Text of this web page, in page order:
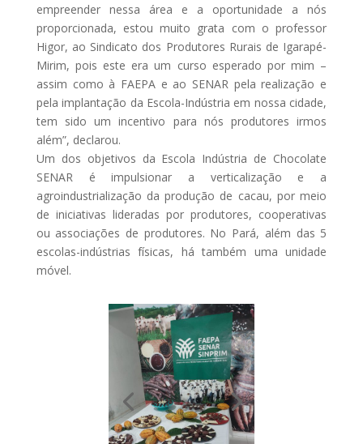
empreender nessa área e a oportunidade a nós
proporcionada, estou muito grata com o professor
Higor, ao Sindicato dos Produtores Rurais de Igarapé-
Mirim, pois este era um curso esperado por mim –
assim como à FAEPA e ao SENAR pela realização e
pela implantação da Escola-Indústria em nossa cidade,
tem sido um incentivo para nós produtores irmos
além”, declarou.
Um dos objetivos da Escola Indústria de Chocolate
SENAR é impulsionar a verticalização e a
agroindustrialização da produção de cacau, por meio
de iniciativas lideradas por produtores, cooperativas
ou associações de produtores. No Pará, além das 5
escolas-indústrias físicas, há também uma unidade
móvel.